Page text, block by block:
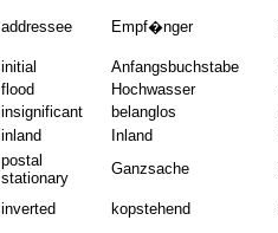
addressee Empf�nger
initial Anfangsbuchstabe
flood Hochwasser
insignificant belanglos
inland Inland
postal
stationary
Ganzsache
inverted kopstehend